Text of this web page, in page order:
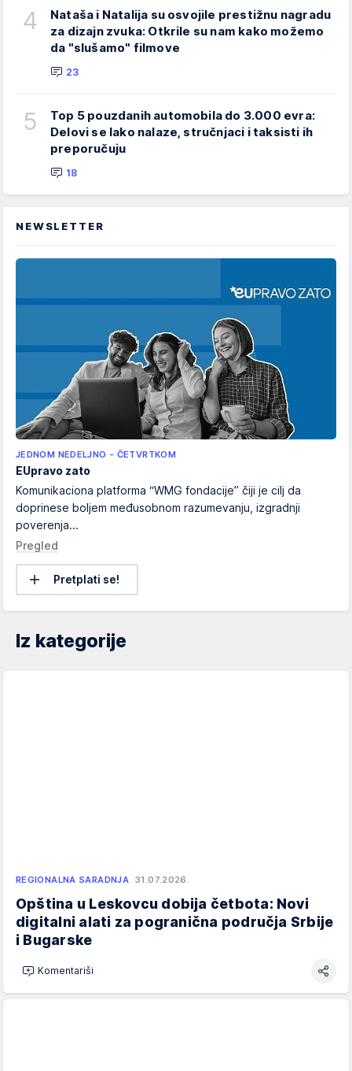
4
Nataša i Natalija su osvojile prestižnu nagradu
za dizajn zvuka: Otkrile su nam kako možemo
da "slušamo" filmove
23
5
Top 5 pouzdanih automobila do 3.000 evra:
Delovi se lako nalaze, stručnjaci i taksisti ih
preporučuju
18
NEWSLETTER
JEDNOM NEDELJNO - ČETVRTKOM
EUpravo zato
Komunikaciona platforma “WMG fondacije” čiji je cilj da
doprinese boljem međusobnom razumevanju, izgradnji
poverenja...
Pregled
Pretplati se!
Iz kategorije
REGIONALNA SARADNJA 31.07.2026.
Opština u Leskovcu dobija četbota: Novi
digitalni alati za pogranična područja Srbije
i Bugarske
Komentariši